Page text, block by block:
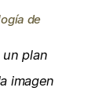
de
plan
imagen